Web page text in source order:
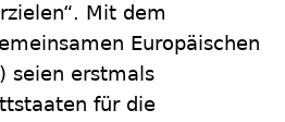
Mit dem
Europäischen
seien erstmals
für die